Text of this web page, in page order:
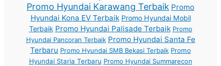
Promo Hyundai Karawang Terbaik Promo
Hyundai Kona EV Terbaik Promo Hyundai Mobil
Terbaik Promo Hyundai Palisade Terbaik Promo
Hyundai Pancoran Terbaik Promo Hyundai Santa Fe
Terbaru Promo Hyundai SMB Bekasi Terbaik Promo
Hyundai Staria Terbaru Promo Hyundai Summarecon